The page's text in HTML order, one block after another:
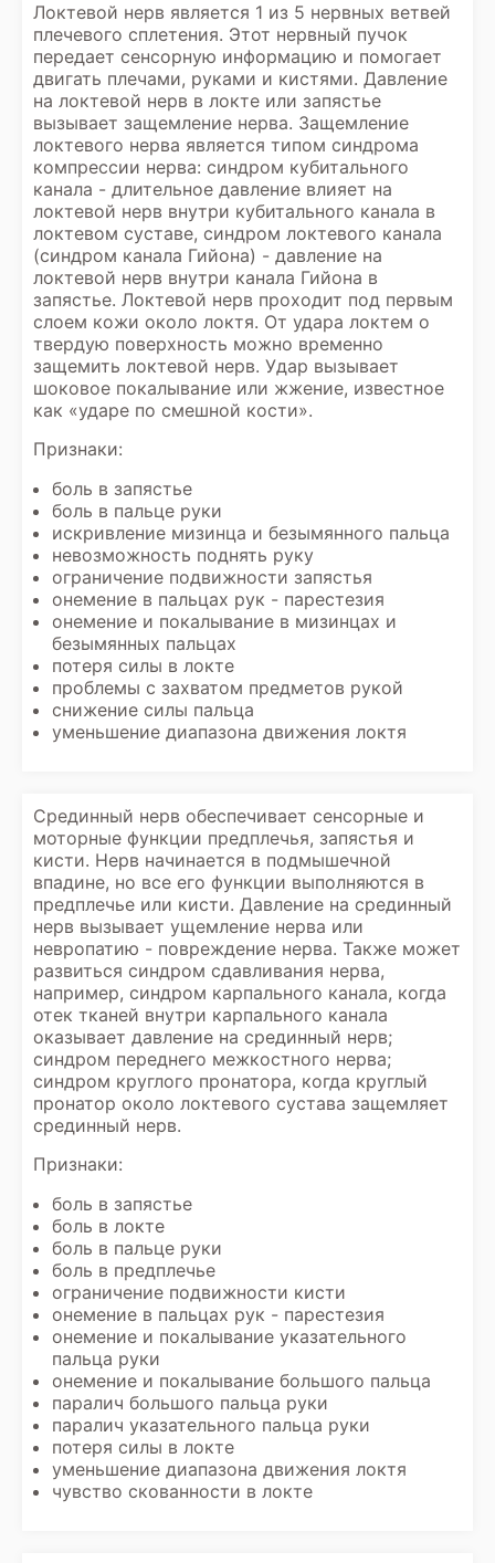
Локтевой нерв является 1 из 5 нервных ветвей
плечевого сплетения. Этот нервный пучок
передает сенсорную информацию и помогает
двигать плечами, руками и кистями. Давление
на локтевой нерв в локте или запястье
вызывает защемление нерва. Защемление
локтевого нерва является типом синдрома
компрессии нерва: синдром кубитального
канала - длительное давление влияет на
локтевой нерв внутри кубитального канала в
локтевом суставе, синдром локтевого канала
(синдром канала Гийона) - давление на
локтевой нерв внутри канала Гийона в
запястье. Локтевой нерв проходит под первым
слоем кожи около локтя. От удара локтем о
твердую поверхность можно временно
защемить локтевой нерв. Удар вызывает
шоковое покалывание или жжение, известное
как «ударе по смешной кости».
Признаки:
боль в запястье
боль в пальце руки
искривление мизинца и безымянного пальца
невозможность поднять руку
ограничение подвижности запястья
онемение в пальцах рук - парестезия
онемение и покалывание в мизинцах и
безымянных пальцах
потеря силы в локте
проблемы с захватом предметов рукой
снижение силы пальца
уменьшение диапазона движения локтя
Срединный нерв обеспечивает сенсорные и
моторные функции предплечья, запястья и
кисти. Нерв начинается в подмышечной
впадине, но все его функции выполняются в
предплечье или кисти. Давление на срединный
нерв вызывает ущемление нерва или
невропатию - повреждение нерва. Также может
развиться синдром сдавливания нерва,
например, синдром карпального канала, когда
отек тканей внутри карпального канала
оказывает давление на срединный нерв;
синдром переднего межкостного нерва;
синдром круглого пронатора, когда круглый
пронатор около локтевого сустава защемляет
срединный нерв.
Признаки:
боль в запястье
боль в локте
боль в пальце руки
боль в предплечье
ограничение подвижности кисти
онемение в пальцах рук - парестезия
онемение и покалывание указательного
пальца руки
онемение и покалывание большого пальца
паралич большого пальца руки
паралич указательного пальца руки
потеря силы в локте
уменьшение диапазона движения локтя
чувство скованности в локте